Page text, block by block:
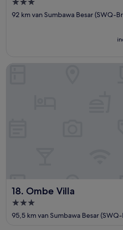
3.0-
sterrenaccommodatie
92 km van Sumbawa Besar (SWQ-
18. Ombe Villa
Ombe Villa
3.0-
sterrenaccommodatie
95,5 km van Sumbawa Besar
Ombe Villa